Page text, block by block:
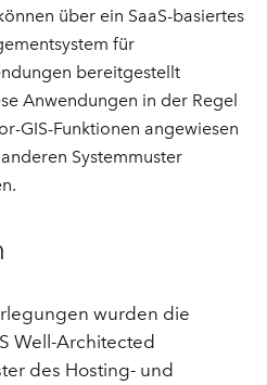
über ein SaaS-basiertes
für
bereitgestellt
Anwendungen in der Regel
GIS-Funktionen angewiesen
Systemmuster
wurden die
Well-Architected
des Hosting- und